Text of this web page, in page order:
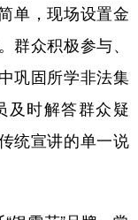
，现场设置金
众积极参与、
巩固所学非法集
及时解答群众疑
统宣讲的单一说